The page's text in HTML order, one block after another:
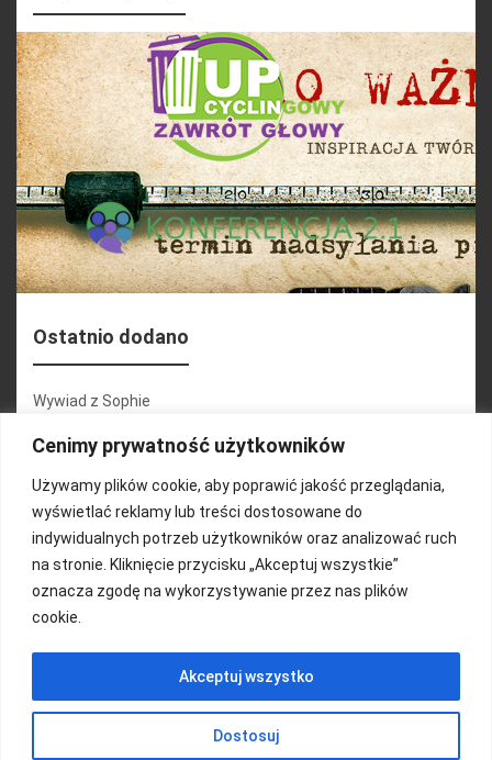
Cenimy prywatność użytkowników
Używamy plików cookie, aby poprawić jakość przeglądania,
wyświetlać reklamy lub treści dostosowane do
indywidualnych potrzeb użytkowników oraz analizować ruch
na stronie. Kliknięcie przycisku „Akceptuj wszystkie”
oznacza zgodę na wykorzystywanie przez nas plików
cookie.
Dostosuj
Akceptuj wszystko
Ostatnio dodano
Wywiad z Sophie
Konferencja 2.1
Martyna Wojciechowska
Relacja zdjęciowa 25.09.2024r (cz.2)
Wywiady z uczestnikami
FUNDACJA KOLOROWO